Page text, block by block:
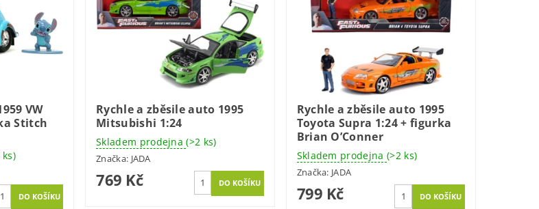
VW
Stitch
ks)
Rychle a zběsile auto 1995
Mitsubishi 1:24
Skladem prodejna(>2 ks)
Značka: JADA
769 Kč
Rychle a zběsile auto 1995
Toyota Supra 1:24 + figurka
Brian O’Conner
Skladem prodejna (>2 ks)
Značka: JADA
799 Kč